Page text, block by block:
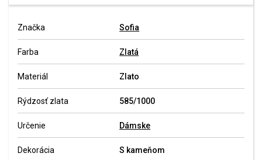
Značka Sofia
Farba Zlatá
Materiál Zlato
Rýdzosť zlata 585/1000
Určenie Dámske
Dekorácia S kameňom